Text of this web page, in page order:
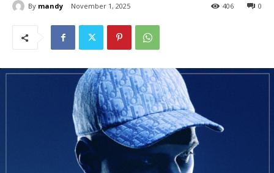
By mandy November 1, 2025 0
406